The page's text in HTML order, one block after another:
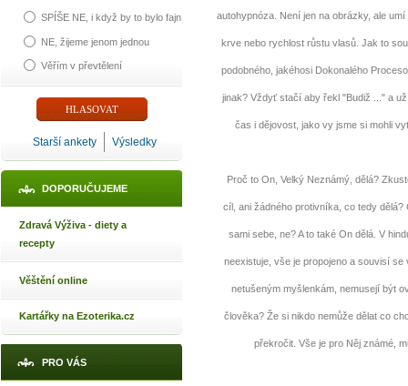
SPÍŠE NE, i když by to bylo fajn
NE, žijeme jenom jednou
Věřím v převtělení
Starší ankety Výsledky
DOPORUČUJEME
Zdravá Výživa - diety a
recepty
Věštění online
Kartářky na Ezoterika.cz
PRO VÁS
autohypnóza. Není jen na obrázky, ale
krve nebo rychlost růstu vlasů. Jak to
podobného, jakéhosi Dokonalého
jinak? Vždyť stačí aby řekl "Budiž ..." a
čas i dějovost, jako vy jsme si mohli
Proč to On, Velký Neznámý, dělá?
cíl, ani žádného protivníka, co tedy
sami sebe, ne? A to také On dělá. V
neexistuje, vše je propojeno a souvisí
netušeným myšlenkám, nemusejí být
člověka? Že si nikdo nemůže dělat co
překročit. Vše je pro Něj známé,